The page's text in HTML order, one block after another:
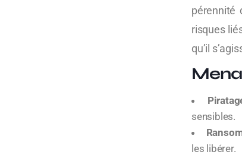
pérennité
risques
qu’il
sensibles.
les libérer.